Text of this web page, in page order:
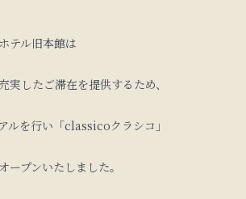
テル旧本館は
実したご滞在を提供するため、
ルを行い「classicoクラシコ」
ープンいたしました。